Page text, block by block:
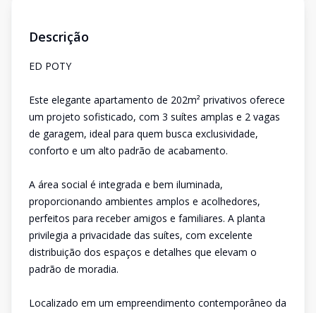
Descrição
ED POTY
Este elegante apartamento de 202m² privativos oferece
um projeto sofisticado, com 3 suítes amplas e 2 vagas
de garagem, ideal para quem busca exclusividade,
conforto e um alto padrão de acabamento.
A área social é integrada e bem iluminada,
proporcionando ambientes amplos e acolhedores,
perfeitos para receber amigos e familiares. A planta
privilegia a privacidade das suítes, com excelente
distribuição dos espaços e detalhes que elevam o
padrão de moradia.
Localizado em um empreendimento contemporâneo da